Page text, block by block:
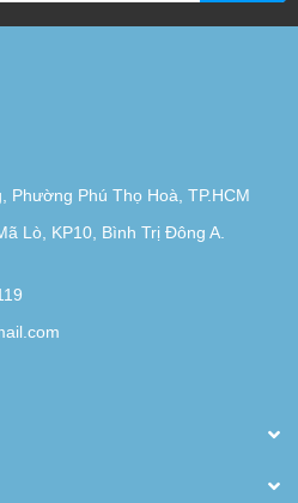
Phường Phú Thọ Hoà, TP.HCM
Lò, KP10, Bình Trị Đông A.